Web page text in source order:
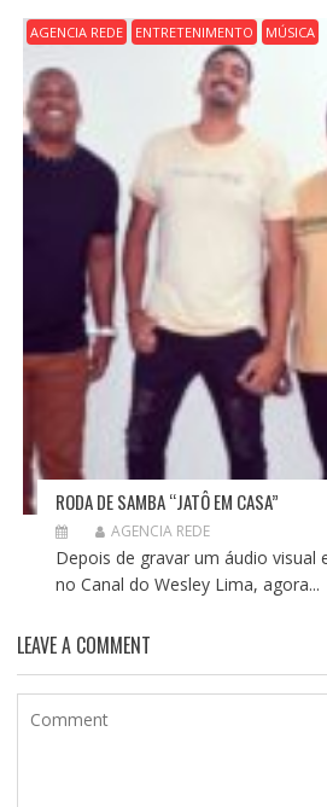
AGENCIA REDE ENTRETENIMENTO MÚSICA
RODA DE SAMBA “JATÔ EM CASA”
AGENCIA REDE
Depois de gravar um áudio visual
no Canal do Wesley Lima, agora...
LEAVE A COMMENT